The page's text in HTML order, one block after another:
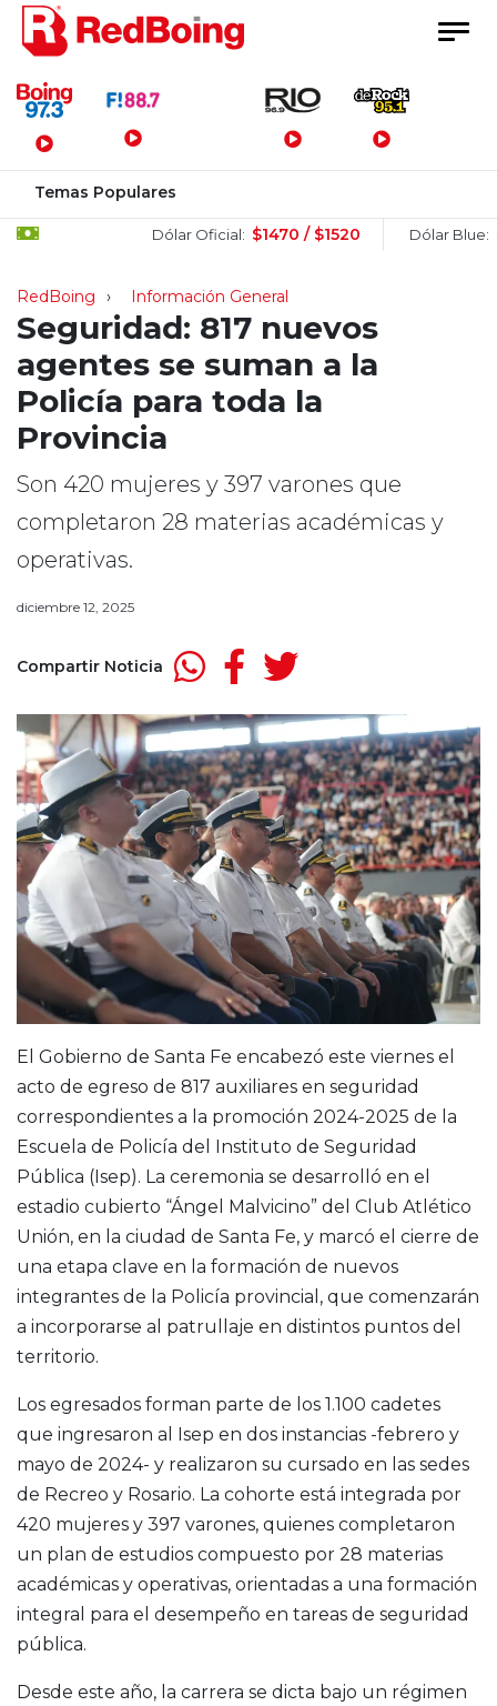
Menú Principal
Temas Populares
Dólar Oficial: $1470 / $1520 Dólar Blue:
RedBoing Información General
Seguridad: 817 nuevos
agentes se suman a la
Policía para toda la
Provincia
Son 420 mujeres y 397 varones que
completaron 28 materias académicas y
operativas.
diciembre 12, 2025
Compartir Noticia
El Gobierno de Santa Fe encabezó este viernes el
acto de egreso de 817 auxiliares en seguridad
correspondientes a la promoción 2024-2025 de la
Escuela de Policía del Instituto de Seguridad
Pública (Isep). La ceremonia se desarrolló en el
estadio cubierto “Ángel Malvicino” del Club Atlético
Unión, en la ciudad de Santa Fe, y marcó el cierre de
una etapa clave en la formación de nuevos
integrantes de la Policía provincial, que comenzarán
a incorporarse al patrullaje en distintos puntos del
territorio.
Los egresados forman parte de los 1.100 cadetes
que ingresaron al Isep en dos instancias -febrero y
mayo de 2024- y realizaron su cursado en las sedes
de Recreo y Rosario. La cohorte está integrada por
420 mujeres y 397 varones, quienes completaron
un plan de estudios compuesto por 28 materias
académicas y operativas, orientadas a una formación
integral para el desempeño en tareas de seguridad
pública.
Desde este año, la carrera se dicta bajo un régimen